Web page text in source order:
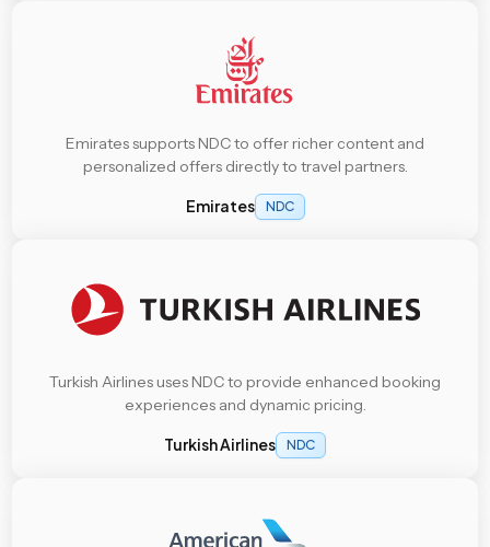
Emirates supports NDC to offer richer content and
personalized offers directly to travel partners.
Emirates NDC
Turkish Airlines uses NDC to provide enhanced booking
experiences and dynamic pricing.
Turkish Airlines NDC